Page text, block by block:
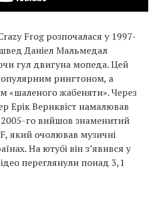
Frog розпочалася у 1997-
Даніел Мальмедал
гул двигуна мопеда. Цей
рингтоном, а
«шаленого жабеняти». Через
Ерік Вернквіст намалював
го вийшов знаменитий
який очолював музичні
На ютубі він з’явився у
переглянули понад 3,1